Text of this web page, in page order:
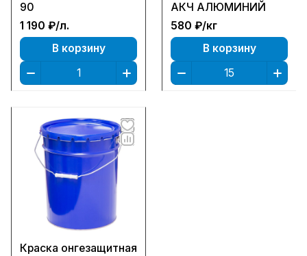
90
1 190 ₽/л.
В корзину
АКЧ АЛЮМИНИЙ
580 ₽/кг
В корзину
Краска онгезащитная